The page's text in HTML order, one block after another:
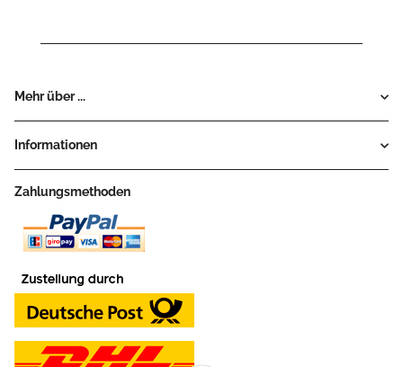
Mehr über ...
Informationen
Zahlungsmethoden